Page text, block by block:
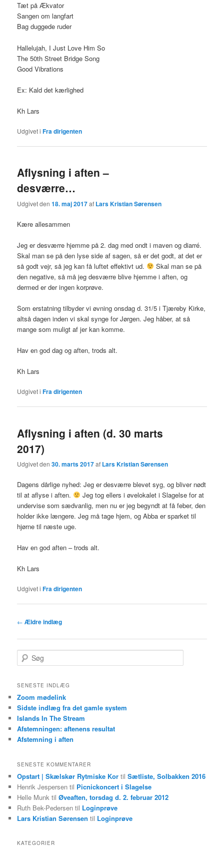
Tæt på Ækvator
Sangen om langfart
Bag duggede ruder
Hallelujah, I Just Love Him So
The 50th Street Bridge Song
Good Vibrations
Ex: Kald det kærlighed
Kh Lars
Udgivet i Fra dirigenten
Aflysning i aften –
desværre…
Udgivet den18. maj 2017af Lars Kristian Sørensen
Kære allesammen
Jeg er desværre hjemme på 2. dag med ondt i maven og diarré.
Skal man se på den lyse side af sagen, så er det godt, at det er
så godt vejr, så jeg kan få luftet effektivt ud.
Skal man se på
den negative, så må jeg desværre blive hjemme i aften, og
dermed er der ingen korprøve.
Som erstatning tilbyder vi øvning onsdag d. 31/5 i Tjæreby Kirke,
altså dagen inden vi skal synge for Jørgen. Jeg håber, at så
mange som muligt af jer kan komme.
Hav en god dag og aften, trods alt.
Kh Lars
Udgivet i Fra dirigenten
Aflysning i aften (d. 30 marts
2017)
Udgivet den30. marts 2017af Lars Kristian Sørensen
Dagens dårlige nyhed: Jeg er desværre blevet syg, og bliver nødt
til at aflyse i aften.
Jeg tog ellers i øvelokalet i Slagelse for at
undervise som sædvanlig, men nu er jeg begyndt at få feber, den
holder ikke længere. Jeg må tage hjem, og Abba er sparket til
hjørne til næste uge.
Hav en god aften – trods alt.
Kh Lars
Udgivet i Fra dirigenten
Indlægsnavigation
← Ældre indlæg
ø
SENESTE INDLÆG
Zoom mødelink
Sidste indlæg fra det gamle system
Islands In The Stream
Afstemningen: aftenens resultat
Afstemning i aften
SENESTE KOMMENTARER
Opstart | Skælskør Rytmiske Kor tilSætliste, Solbakken 2016
Henrik Jespersen til Picnickoncert i Slagelse
Helle Munk tilØveaften, torsdag d. 2. februar 2012
Ruth Bek-Pedersen til Loginprøve
Lars Kristian Sørensen til Loginprøve
KATEGORIER